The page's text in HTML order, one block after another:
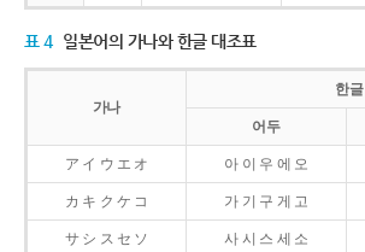
표 4 일본어의 가나와 한글 대조표
가나
한글
어두
ア イ ウ エ オ 아 이 우 에 오
カ キ ク ケ コ 가 기 구 게 고
サ シ ス セ ソ 사 시 스 세 소